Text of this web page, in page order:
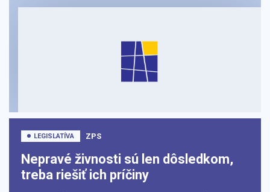
LEGISLATÍVA ZPS
Nepravé živnosti sú len dôsledkom,
treba riešiť ich príčiny